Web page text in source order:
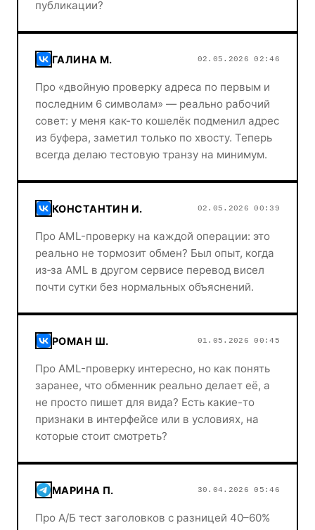
публикации?
ГАЛИНА М. 02.05.2026 02:46
Про «двойную проверку адреса по первым и
последним 6 символам» — реально рабочий
совет: у меня как-то кошелёк подменил адрес
из буфера, заметил только по хвосту. Теперь
всегда делаю тестовую транзу на минимум.
КОНСТАНТИН И. 02.05.2026 00:39
Про AML-проверку на каждой операции: это
реально не тормозит обмен? Был опыт, когда
из‑за AML в другом сервисе перевод висел
почти сутки без нормальных объяснений.
РОМАН Ш. 01.05.2026 00:45
Про AML-проверку интересно, но как понять
заранее, что обменник реально делает её, а
не просто пишет для вида? Есть какие-то
признаки в интерфейсе или в условиях, на
которые стоит смотреть?
МАРИНА П. 30.04.2026 05:46
Про А/Б тест заголовков с разницей 40–60%